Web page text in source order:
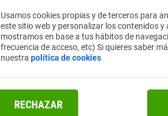
Usamos cookies propias y de terceros para
este sitio web y personalizar los contenidos y
mostramos en base a tus hábitos de
frecuencia de acceso, etc) Si quieres saber
nuestrapolítica de cookies
RECHAZAR